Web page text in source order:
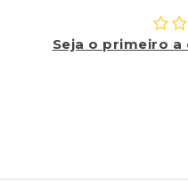
Seja o primeiro a